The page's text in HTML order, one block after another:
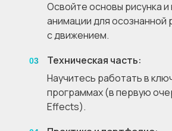
Освойте основы рисунка и
анимации для осознанной
с движением.
Техническая часть:
Научитесь работать в
программах (в первую
Effects).
03